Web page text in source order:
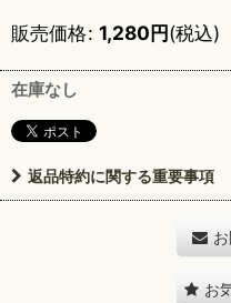
販売価格: 1,280円(税込)
在庫なし
返品特約に関する重要事項
お